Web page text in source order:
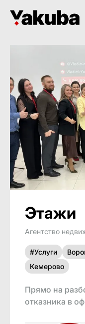
Этажи
Агентство
#Услуги
Кемерово
Прямо на
отказника в